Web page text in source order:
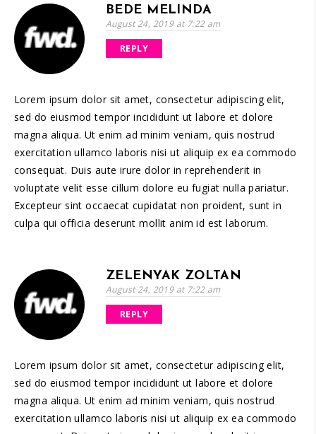
BEDE MELINDA
August 24, 2019 at 7:22 am
REPLY
Lorem ipsum dolor sit amet, consectetur adipiscing elit,
sed do eiusmod tempor incididunt ut labore et dolore
magna aliqua. Ut enim ad minim veniam, quis nostrud
exercitation ullamco laboris nisi ut aliquip ex ea commodo
consequat. Duis aute irure dolor in reprehenderit in
voluptate velit esse cillum dolore eu fugiat nulla pariatur.
Excepteur sint occaecat cupidatat non proident, sunt in
culpa qui officia deserunt mollit anim id est laborum.
ZELENYAK ZOLTAN
August 24, 2019 at 7:22 am
REPLY
Lorem ipsum dolor sit amet, consectetur adipiscing elit,
sed do eiusmod tempor incididunt ut labore et dolore
magna aliqua. Ut enim ad minim veniam, quis nostrud
exercitation ullamco laboris nisi ut aliquip ex ea commodo